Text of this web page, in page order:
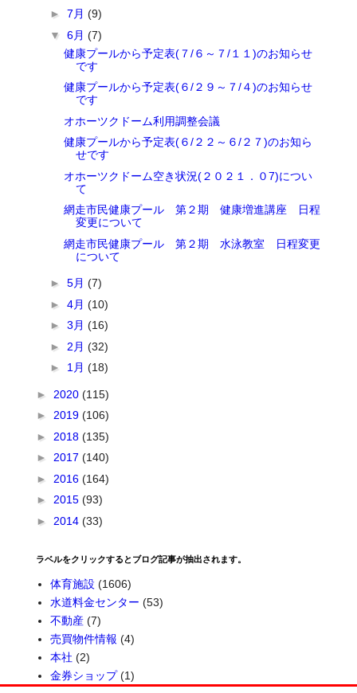
►7月(9)
▼6月(7)
健康プールから予定表(７/６～７/１１)のお知らせ
です
健康プールから予定表(６/２９～７/４)のお知らせ
です
オホーツクドーム利用調整会議
健康プールから予定表(６/２２～６/２７)のお知ら
せです
オホーツクドーム空き状況(２０２１．０7)につい
て
網走市民健康プール 第２期 健康増進講座 日程
変更について
網走市民健康プール 第２期 水泳教室 日程変更
について
►5月(7)
►4月(10)
►3月(16)
► 2月(32)
► 1月(18)
► 2020(115)
►2019(106)
► 2018(135)
►2017(140)
► 2016(164)
►2015(93)
► 2014(33)
ラベルをクリックするとブログ記事が抽出されます。
体育施設 (1606)
水道料金センター (53)
不動産 (7)
売買物件情報 (4)
本社 (2)
金券ショップ (1)